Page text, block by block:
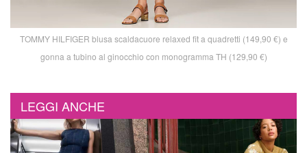
TOMMY HILFIGER blusa scaldacuore relaxed fit a quadretti (149,90 €) e
gonna a tubino al ginocchio con monogramma TH (129,90 €)
LEGGI ANCHE